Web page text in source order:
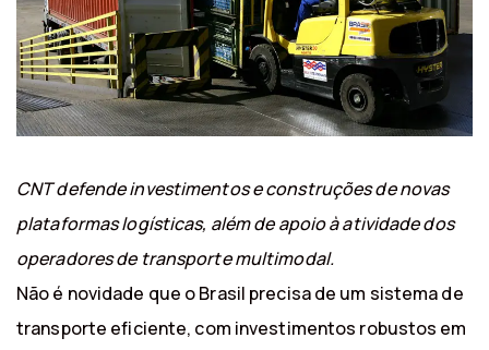
CNT defende investimentos e construções de novas
plataformas logísticas, além de apoio à atividade dos
operadores de transporte multimodal.
Não é novidade que o Brasil precisa de um sistema de
transporte eficiente, com investimentos robustos em